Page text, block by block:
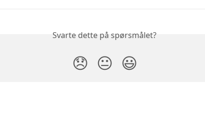
Svarte dette på spørsmålet?
😞 😐 😃